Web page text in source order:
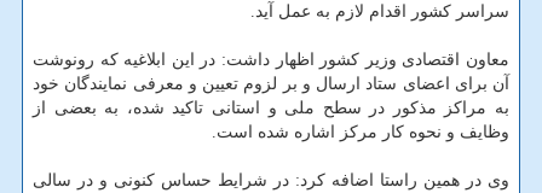
سراسر کشور اقدام لازم به عمل آید.
معاون اقتصادی وزیر کشور اظهار داشت: در این ابلاغیه که رونوشت
آن برای اعضای ستاد ارسال و بر لزوم تعیین و معرفی نمایندگان خود
به مراکز مذکور در سطح ملی و استانی تاکید شده، به بعضی از
وظایف و نحوه کار مرکز اشاره شده است.
وی در همین راستا اضافه کرد: در شرایط حساس کنونی و در سالی